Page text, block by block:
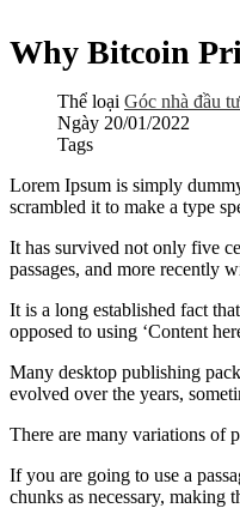
Why Bitcoin
Thể loại Góc nhà đầu tư
Ngày 20/01/2022
Tags
Lorem Ipsum is simply
scrambled it to make a type
It has survived not only five
passages, and more recently
It is a long established fact
opposed to using ‘Content
Many desktop publishing
evolved over the years,
There are many variations of
If you are going to use a
chunks as necessary, making